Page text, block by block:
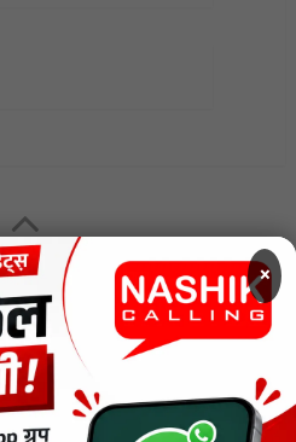
NEWS WEBSITES
×